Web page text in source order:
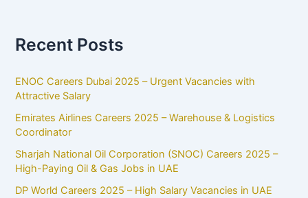
Recent Posts
ENOC Careers Dubai 2025 – Urgent Vacancies with
Attractive Salary
Emirates Airlines Careers 2025 – Warehouse & Logistics
Coordinator
Sharjah National Oil Corporation (SNOC) Careers 2025 –
High-Paying Oil & Gas Jobs in UAE
DP World Careers 2025 – High Salary Vacancies in UAE